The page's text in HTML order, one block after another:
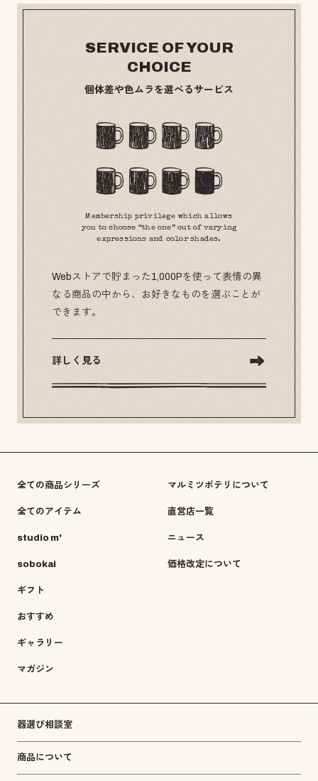
SERVICE OF YOUR
CHOICE
個体差や色ムラを選べるサービス
Membership privilege which allows
you to choose “the one” out of varying
expressions and color shades.
Webストアで貯まった1,000Pを使って表情の異
なる商品の中から、お好きなものを選ぶことが
できます。
詳しく見る
全ての商品シリーズ
全てのアイテム
studio m'
sobokai
ギフト
おすすめ
ギャラリー
マガジン
マルミツポテリについて
直営店一覧
ニュース
価格改定について
器選び相談室
商品について